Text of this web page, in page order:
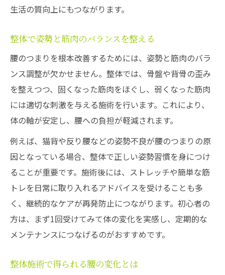
生活の質向上にもつながります。
整体で姿勢と筋肉のバランスを整える
腰のつまりを根本改善するためには、姿勢と筋肉のバラ
ンス調整が欠かせません。整体では、骨盤や背骨の歪み
を整えつつ、固くなった筋肉をほぐし、弱くなった筋肉
には適切な刺激を与える施術を行います。これにより、
体の軸が安定し、腰への負担が軽減されます。
例えば、猫背や反り腰などの姿勢不良が腰のつまりの原
因となっている場合、整体で正しい姿勢習慣を身につけ
ることが重要です。施術後には、ストレッチや簡単な筋
トレを日常に取り入れるアドバイスを受けることも多
く、継続的なケアが再発防止につながります。初心者の
方は、まず1回受けてみて体の変化を実感し、定期的な
メンテナンスにつなげるのがおすすめです。
整体施術で得られる腰の変化とは